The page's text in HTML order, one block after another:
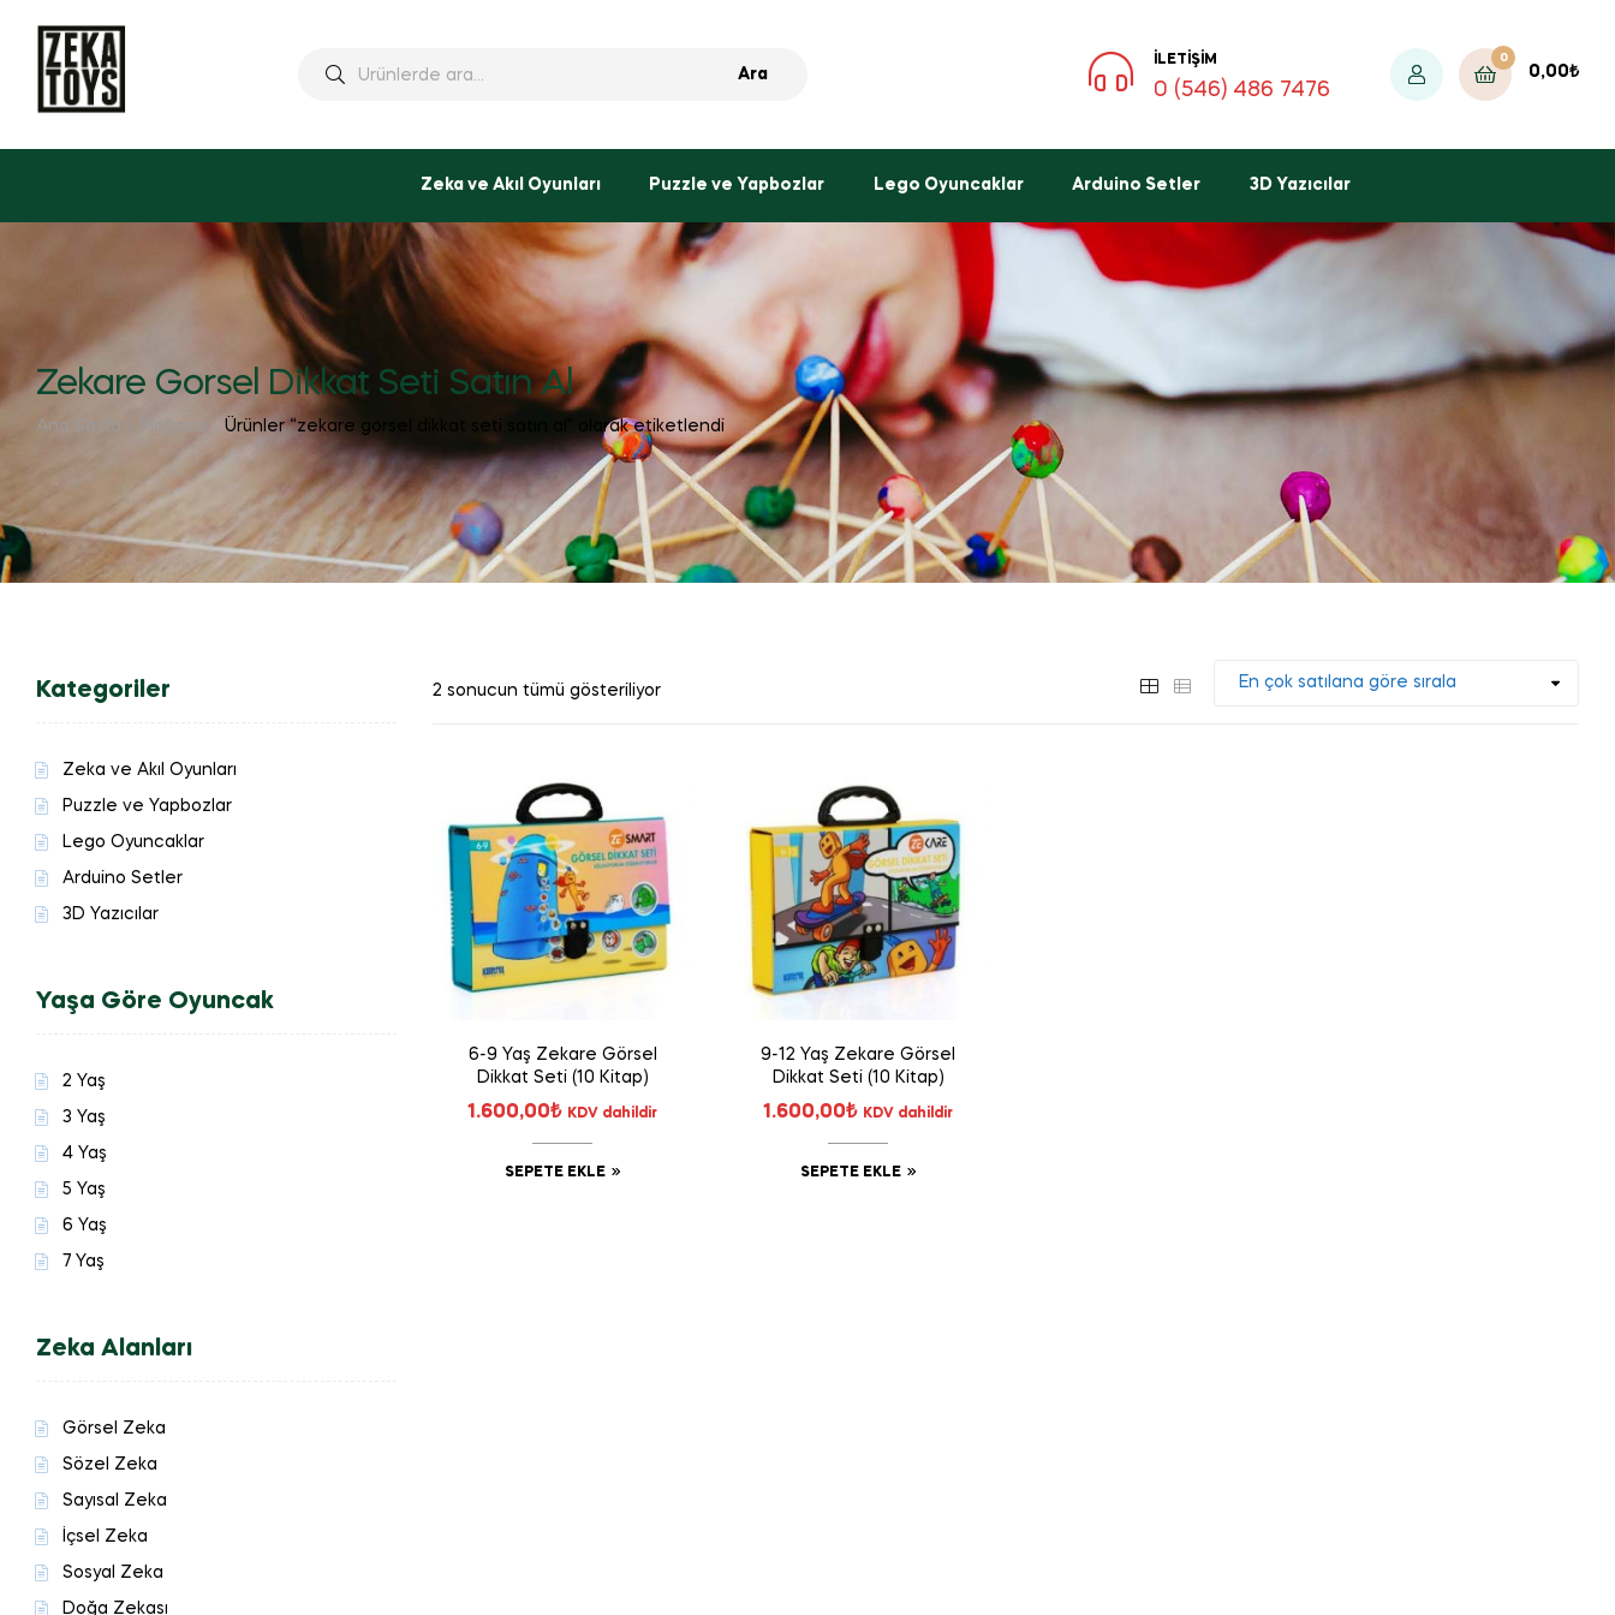
Ara
İLETIŞIM
0 (546) 486 7476
0
0,00₺
Zeka ve Akıl Oyunları Puzzle ve Yapbozlar Lego Oyuncaklar Arduino Setler 3D Yazıcılar
Zekare Gorsel Dikkat Seti Satın Al
Ana Sayfa Ürünler “zekare gorsel dikkat seti satın al” olarak etiketlendi
2 sonucun tümü gösteriliyorPopülerliğe
6-9 Yaş Zekare Görsel
Dikkat Seti (10 Kitap)
1.600,00₺ KDV dahildir
SEPETE EKLE
9-12 Yaş Zekare Görsel
Dikkat Seti (10 Kitap)
1.600,00₺ KDV dahildir
SEPETE EKLE
Kategoriler
Zeka ve Akıl Oyunları
Puzzle ve Yapbozlar
Lego Oyuncaklar
Arduino Setler
3D Yazıcılar
Yaşa Göre Oyuncak
2 Yaş
3 Yaş
4 Yaş
5 Yaş
6 Yaş
7 Yaş
Zeka Alanları
Görsel Zeka
Sözel Zeka
Sayısal Zeka
İçsel Zeka
Sosyal Zeka
Doğa Zekası